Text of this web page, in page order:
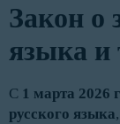
Закон о
языка и
С 1 марта 2026
русского языка